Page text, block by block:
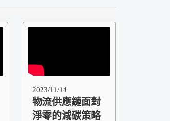
2023/11/14
物流供應鏈面對
淨零的減碳策略